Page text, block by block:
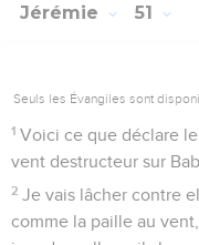
Jérémie 51
Seuls les Évangiles sont
1 Voici ce que déclare
vent destructeur sur
2 Je vais lâcher contre
comme la paille au